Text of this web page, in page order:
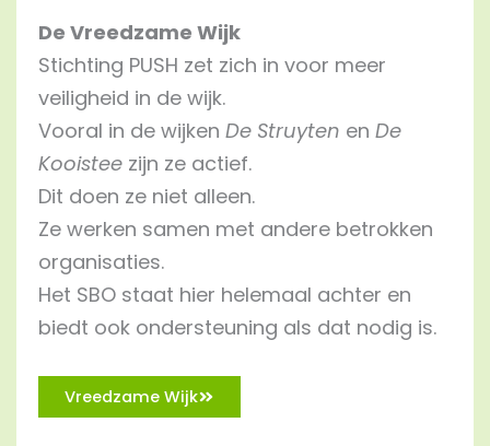
De Vreedzame Wijk
Stichting PUSH zet zich in voor meer
veiligheid in de wijk.
Vooral in de wijken De Struyten en De
Kooistee zijn ze actief.
Dit doen ze niet alleen.
Ze werken samen met andere betrokken
organisaties.
Het SBO staat hier helemaal achter en
biedt ook ondersteuning als dat nodig is.
Vreedzame Wijk